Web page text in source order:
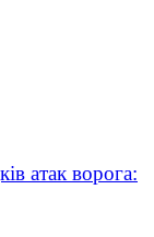
атак ворога: